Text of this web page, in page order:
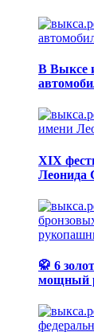
В Выксе
XIX
Леонида
🥋 6
мощный